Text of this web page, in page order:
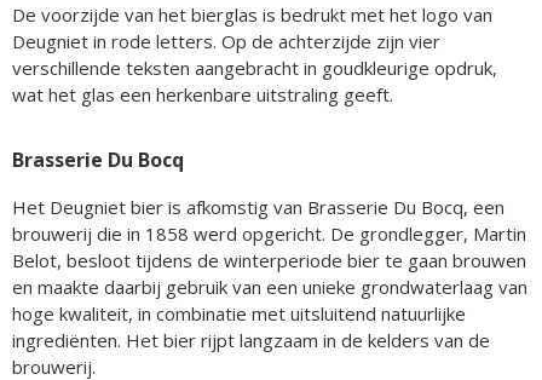
De voorzijde van het bierglas is bedrukt met het logo van
Deugniet in rode letters. Op de achterzijde zijn vier
verschillende teksten aangebracht in goudkleurige opdruk,
wat het glas een herkenbare uitstraling geeft.
Brasserie Du Bocq
Het Deugniet bier is afkomstig van Brasserie Du Bocq, een
brouwerij die in 1858 werd opgericht. De grondlegger, Martin
Belot, besloot tijdens de winterperiode bier te gaan brouwen
en maakte daarbij gebruik van een unieke grondwaterlaag van
hoge kwaliteit, in combinatie met uitsluitend natuurlijke
ingrediënten. Het bier rijpt langzaam in de kelders van de
brouwerij.